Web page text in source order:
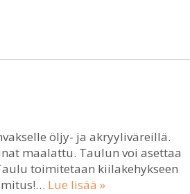
öljy- ja akryyliväreillä.
maalattu. Taulun voi asettaa
toimitetaan kiilakehykseen
Lue lisää »